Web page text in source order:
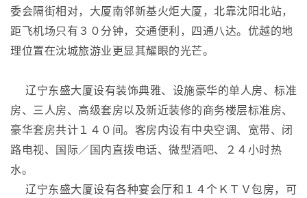
委会隔街相对，大厦南邻新基火炬大厦，北靠沈阳北站，
距飞机场只有３０分钟，交通便利，四通八达。优越的地
理位置在沈城旅游业更显其耀眼的光芒。
辽宁东盛大厦设有装饰典雅、设施豪华的单人房、标准
房、三人房、高级套房以及新近装修的商务楼层标准房、
豪华套房共计１４０间。客房内设有中央空调、宽带、闭
路电视、国际／国内直拨电话、微型酒吧、２４小时热
水。
辽宁东盛大厦设有各种宴会厅和１４个ＫＴＶ包房，可